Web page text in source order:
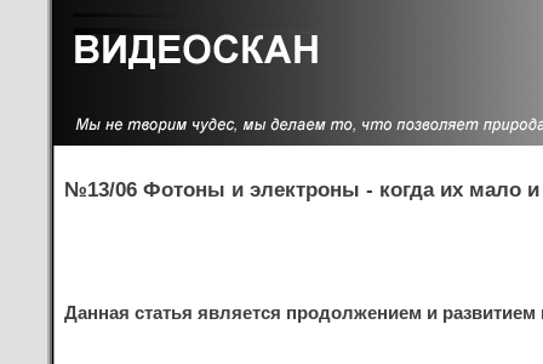
№13/06 Фотоны и электроны - когда их мало
Данная статья является продолжением и